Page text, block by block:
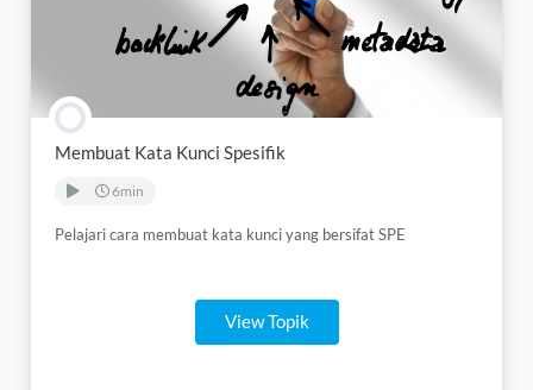
Membuat Kata Kunci Spesifik
6min
Pelajari cara membuat kata kunci yang bersifat SPE
View Topik